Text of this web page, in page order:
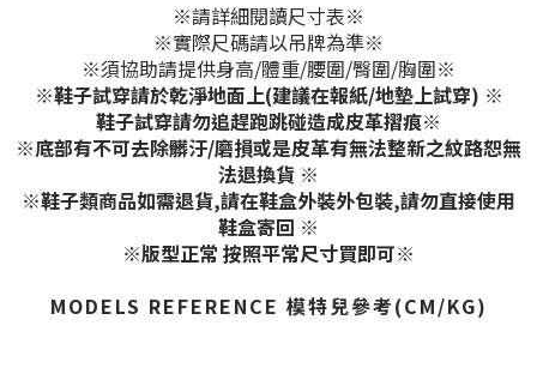
※請詳細閱讀尺寸表※
※實際尺碼請以吊牌為準※
※須協助請提供身高/體重/腰圍/臀圍/胸圍※
※鞋子試穿請於乾淨地面上(建議在報紙/地墊上試穿) ※
鞋子試穿請勿追趕跑跳碰造成皮革摺痕※
※底部有不可去除髒汙/磨損或是皮革有無法整新之紋路恕無
法退換貨 ※
※鞋子類商品如需退貨,請在鞋盒外裝外包裝,請勿直接使用
鞋盒寄回 ※
※版型正常 按照平常尺寸買即可※
MODELS REFERENCE 模特兒參考(CM/KG)